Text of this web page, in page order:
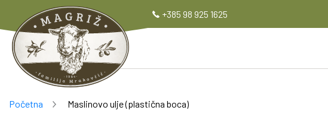
+385 98 925 1625
Početna Maslinovo ulje (plastična boca)